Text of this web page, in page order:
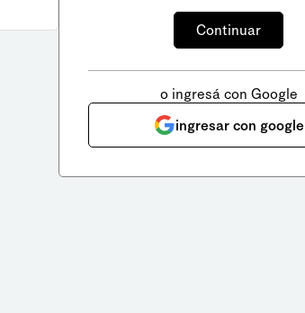
o ingresá con Google
ingresar con google